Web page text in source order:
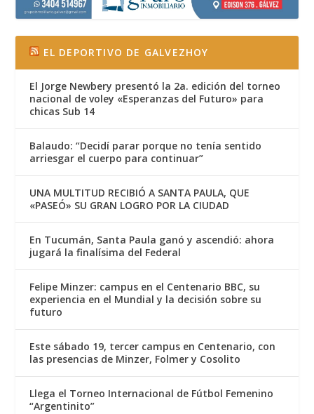
EL DEPORTIVO DE GALVEZHOY
El Jorge Newbery presentó la 2a. edición del torneo
nacional de voley «Esperanzas del Futuro» para
chicas Sub 14
Balaudo: “Decidí parar porque no tenía sentido
arriesgar el cuerpo para continuar”
UNA MULTITUD RECIBIÓ A SANTA PAULA, QUE
«PASEÓ» SU GRAN LOGRO POR LA CIUDAD
En Tucumán, Santa Paula ganó y ascendió: ahora
jugará la finalísima del Federal
Felipe Minzer: campus en el Centenario BBC, su
experiencia en el Mundial y la decisión sobre su
futuro
Este sábado 19, tercer campus en Centenario, con
las presencias de Minzer, Folmer y Cosolito
Llega el Torneo Internacional de Fútbol Femenino
“Argentinito”